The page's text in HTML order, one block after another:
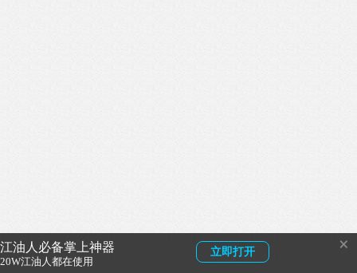
江油人必备掌上神器
20W江油人都在使用
立即打开 ×